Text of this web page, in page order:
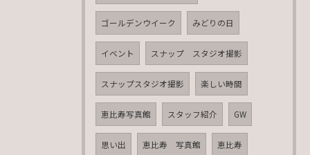
ゴールデンウイーク みどりの日
イベント スナップ スタジオ撮影
スナップスタジオ撮影 楽しい時間
恵比寿写真館 スタッフ紹介 GW
思い出 恵比寿 写真館 恵比寿